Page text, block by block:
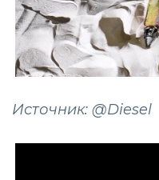
Источник: @Diesel